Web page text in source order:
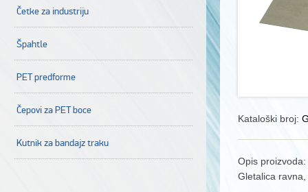
Četke za industriju
Špahtle
PET predforme
Čepovi za PET boce
Kutnik za bandajz traku
Kataloški broj:
Opis proizvoda:
Gletalica ravna,